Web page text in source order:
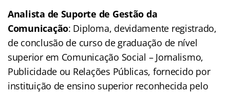
Analista de Suporte de Gestão da
Comunicação: Diploma, devidamente registrado,
de conclusão de curso de graduação de nível
superior em Comunicação Social – Jornalismo,
Publicidade ou Relações Públicas, fornecido por
instituição de ensino superior reconhecida pelo